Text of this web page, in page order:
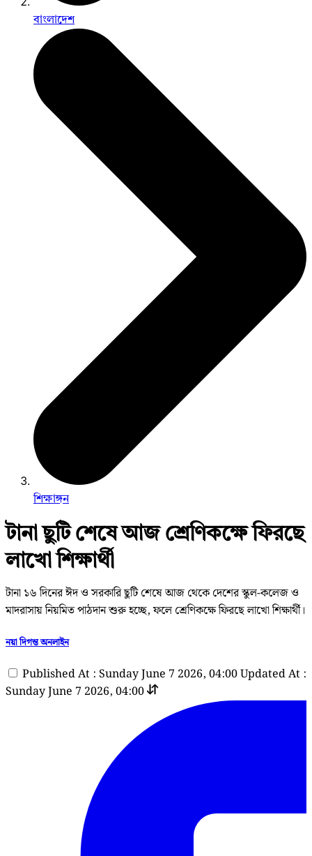
বাংলাদেশ
শিক্ষাঙ্গন
টানা ছুটি শেষে আজ শ্রেণিকক্ষে ফিরছে
লাখো শিক্ষার্থী
টানা ১৬ দিনের ঈদ ও সরকারি ছুটি শেষে আজ থেকে দেশের স্কুল-কলেজ ও
মাদরাসায় নিয়মিত পাঠদান শুরু হচ্ছে, ফলে শ্রেণিকক্ষে ফিরছে লাখো শিক্ষার্থী।
নয়া দিগন্ত অনলাইন
Published At : Sunday June 7 2026, 04:00Updated At :
Sunday June 7 2026, 04:00